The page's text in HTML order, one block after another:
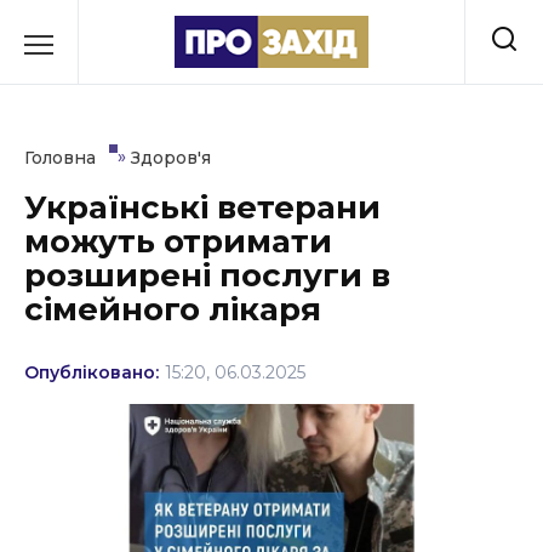
до
Культура
Освіта
Політика
Головна » Здоров'я
Українські ветерани
можуть отримати
розширені послуги в
сімейного лікаря
Опубліковано: 15:20, 06.03.2025